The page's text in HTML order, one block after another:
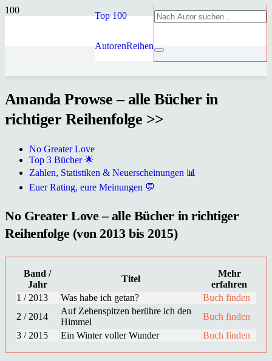
Top 100
AutorenReihen
Amanda Prowse – alle Bücher in
richtiger Reihenfolge >>
No Greater Love
Top 3 Bücher 🌟
Zahlen, Statistiken & Neuerscheinungen 📊
Euer Rating, eure Meinungen 💬
No Greater Love – alle Bücher in richtiger
Reihenfolge (von 2013 bis 2015)
Band /
Jahr
Titel
Mehr
erfahren
1 / 2013
Was habe ich getan?
Buch finden
2 / 2014
Auf Zehenspitzen berühre ich den
Himmel
Buch finden
3 / 2015
Ein Winter voller Wunder Buch finden